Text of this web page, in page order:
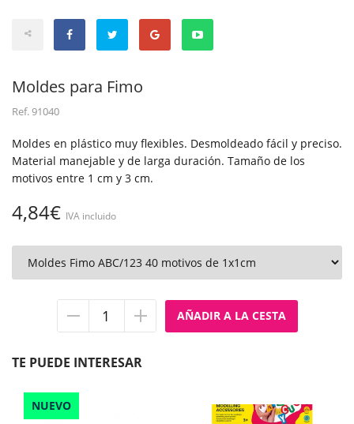
Moldes para Fimo
Ref.91040
Moldes en plástico muy flexibles. Desmoldeado fácil y preciso.
Material manejable y de larga duración. Tamaño de los
motivos entre 1 cm y 3 cm.
4,84€ IVA incluido
TE PUEDE INTERESAR
NUEVO